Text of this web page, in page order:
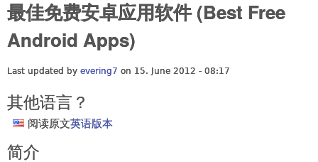
最佳免费安卓应用软件 (Best Free
Android Apps)
Last updated by evering7 on 15. June 2012 - 08:17
其他语言？
阅读原文英语版本
简介